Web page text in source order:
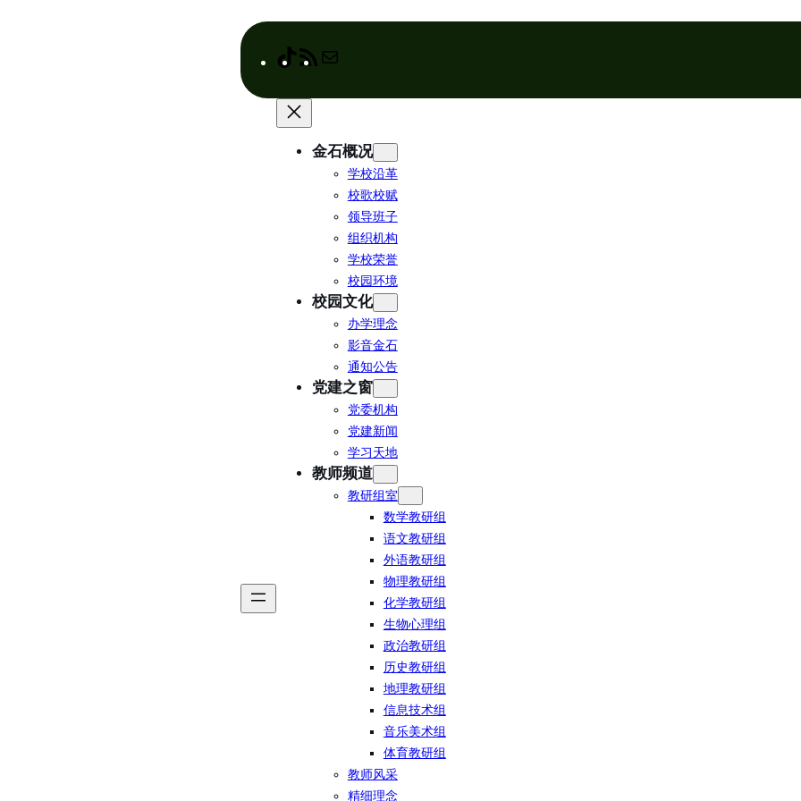
T
k
T
R
S
e
e
i
金石概况
学校沿革
校歌校赋
领导班子
组织机构
学校荣誉
校园环境
校园文化
办学理念
影音金石
通知公告
党建之窗
党委机构
党建新闻
学习天地
教师频道
教研组室
数学教研组
语文教研组
外语教研组
物理教研组
化学教研组
生物心理组
政治教研组
历史教研组
地理教研组
信息技术组
音乐美术组
体育教研组
教师风采
精细理念